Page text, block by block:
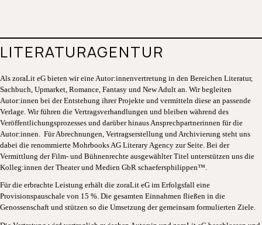
LITERATURAGENTUR
Als zoraLit eG bieten wir eine Autor:innenvertretung in den Bereichen Literatur,
Sachbuch, Upmarket, Romance, Fantasy und New Adult an. Wir begleiten
Autor:innen bei der Entstehung ihrer Projekte und vermitteln diese an passende
Verlage. Wir führen die Vertragsverhandlungen und bleiben während des
Veröffentlichungsprozesses und darüber hinaus Ansprechpartnerinnen für die
Autor:innen. Für Abrechnungen, Vertragserstellung und Archivierung steht uns
dabei die renommierte Mohrbooks AG Literary Agency zur Seite. Bei der
Vermittlung der Film- und Bühnenrechte ausgewählter Titel unterstützen uns die
Kolleg:innen der Theater und Medien GbR schaefersphilippen™.
Für die erbrachte Leistung erhält die zoraLit eG im Erfolgsfall eine
Provisionspauschale von 15 %. Die gesamten Einnahmen fließen in die
Genossenschaft und stützen so die Umsetzung der gemeinsam formulierten Ziele.